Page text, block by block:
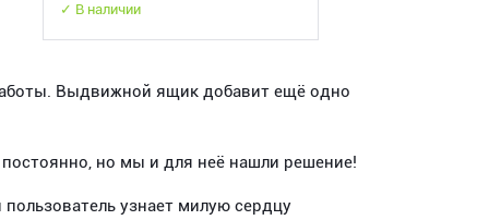
✓ В наличии
Выдвижной ящик добавит ещё одно
но мы и для неё нашли решение!
узнает милую сердцу